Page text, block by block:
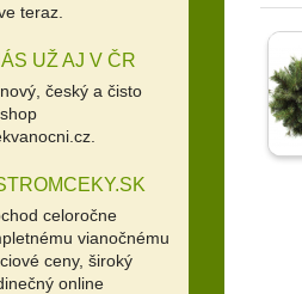
teraz.
UŽ AJ V ČR
český a čisto
celoročne
vianočnému
ceny, široký
online